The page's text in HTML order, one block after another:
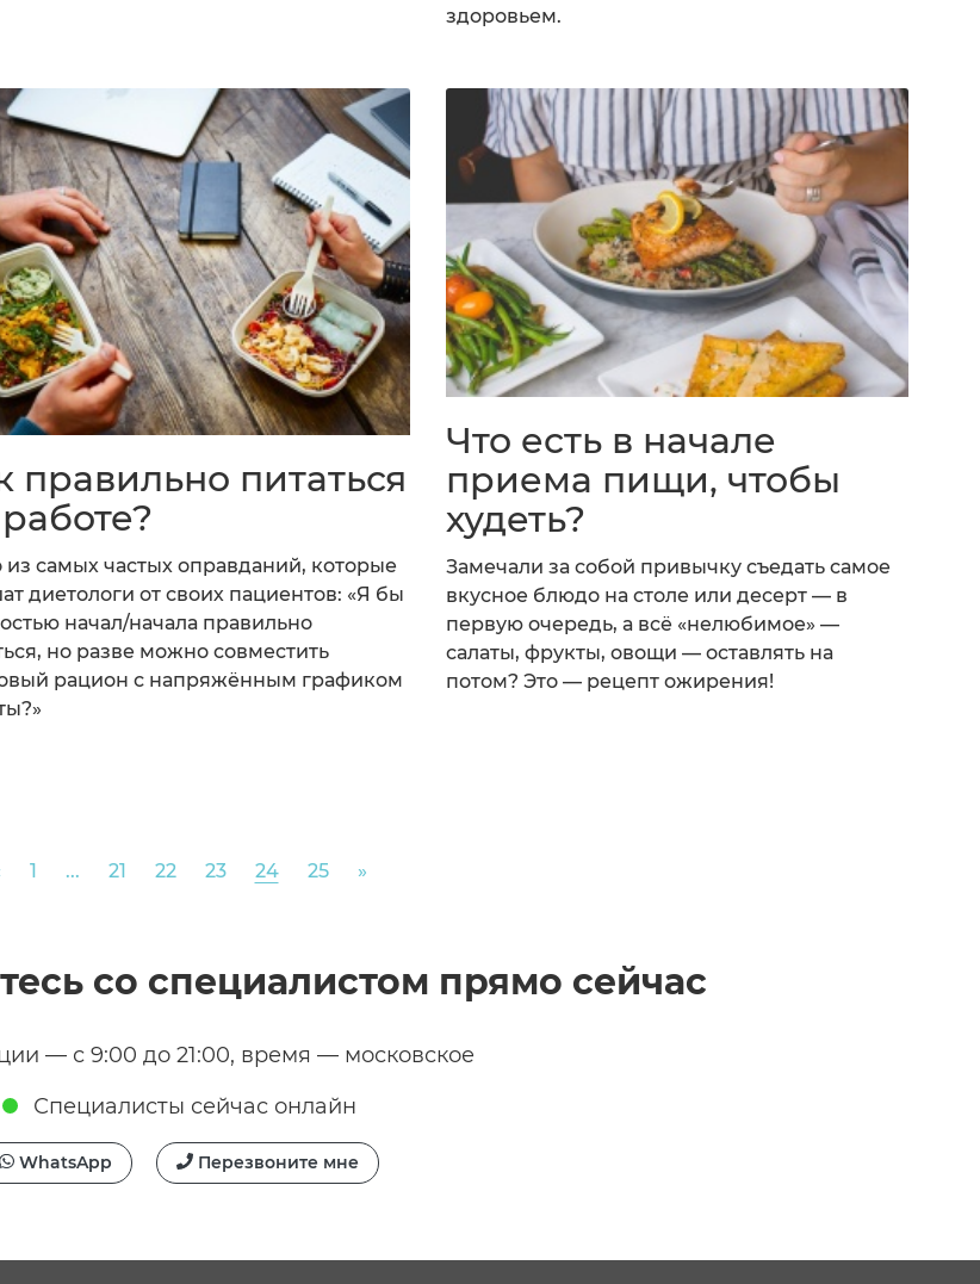
здоровьем.
правильно питаться
самых частых оправданий, которые
диетологи от своих пациентов: «Я бы
начал/начала правильно
но разве можно совместить
рацион с напряжённым графиком
Что есть в начале
приема пищи, чтобы
худеть?
Замечали за собой привычку съедать самое
вкусное блюдо на столе или десерт — в
первую очередь, а всё «нелюбимое» —
салаты, фрукты, овощи — оставлять на
потом? Это — рецепт ожирения!
Previous
1 ... 21 22 23 24 25 »Next
со специалистом прямо сейчас
— с 9:00 до 21:00, время — московское
Специалисты сейчас онлайн
WhatsApp Перезвоните мне